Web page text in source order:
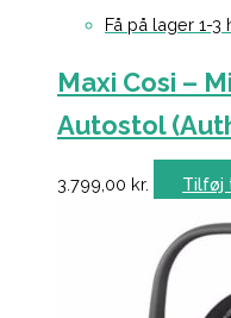
Få på lager 1-
Maxi Cosi –
Autostol
3.799,00 kr. Tilføj